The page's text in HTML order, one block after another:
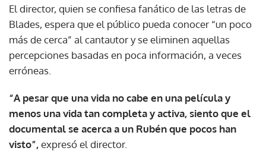
El director, quien se confiesa fanático de las letras de
Blades, espera que el público pueda conocer “un poco
más de cerca” al cantautor y se eliminen aquellas
percepciones basadas en poca información, a veces
erróneas.
“A pesar que una vida no cabe en una película y
menos una vida tan completa y activa, siento que el
documental se acerca a un Rubén que pocos han
visto”,expresó el director.